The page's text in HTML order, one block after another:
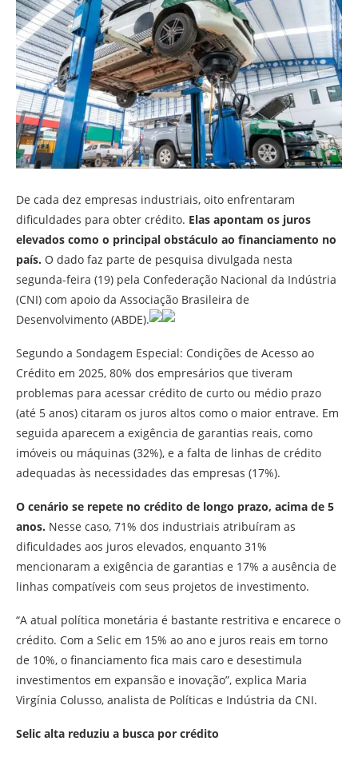
De cada dez empresas industriais, oito enfrentaram
dificuldades para obter crédito. Elas apontam os juros
elevados como o principal obstáculo ao financiamento no
país. O dado faz parte de pesquisa divulgada nesta
segunda-feira (19) pela Confederação Nacional da Indústria
(CNI) com apoio da Associação Brasileira de
Desenvolvimento (ABDE).
Segundo a Sondagem Especial: Condições de Acesso ao
Crédito em 2025, 80% dos empresários que tiveram
problemas para acessar crédito de curto ou médio prazo
(até 5 anos) citaram os juros altos como o maior entrave. Em
seguida aparecem a exigência de garantias reais, como
imóveis ou máquinas (32%), e a falta de linhas de crédito
adequadas às necessidades das empresas (17%).
O cenário se repete no crédito de longo prazo, acima de 5
anos. Nesse caso, 71% dos industriais atribuíram as
dificuldades aos juros elevados, enquanto 31%
mencionaram a exigência de garantias e 17% a ausência de
linhas compatíveis com seus projetos de investimento.
“A atual política monetária é bastante restritiva e encarece o
crédito. Com a Selic em 15% ao ano e juros reais em torno
de 10%, o financiamento fica mais caro e desestimula
investimentos em expansão e inovação”, explica Maria
Virgínia Colusso, analista de Políticas e Indústria da CNI.
Selic alta reduziu a busca por crédito